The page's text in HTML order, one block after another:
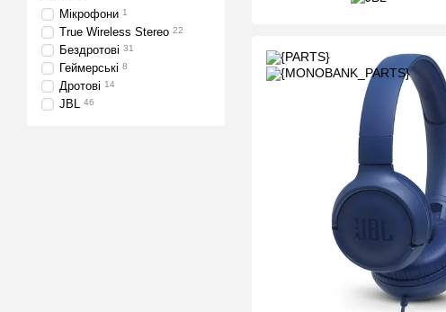
Мікрофони 1
True Wireless Stereo 22
Бездротові 31
Геймерські 8
Дротові 14
JBL 46